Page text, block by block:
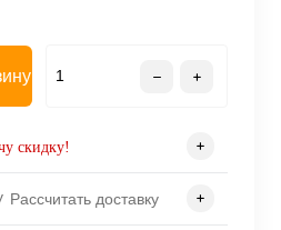
скидку!
Рассчитать доставку